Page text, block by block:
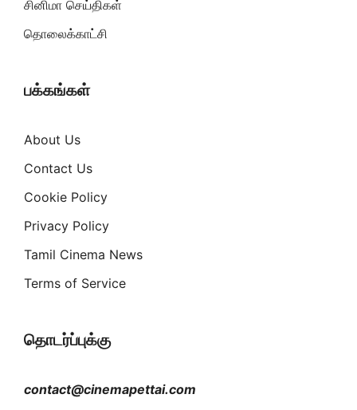
சினிமா செய்திகள்
தொலைக்காட்சி
பக்கங்கள்
About Us
Contact Us
Cookie Policy
Privacy Policy
Tamil Cinema News
Terms of Service
தொடர்ப்புக்கு
contact@cinemapettai.com